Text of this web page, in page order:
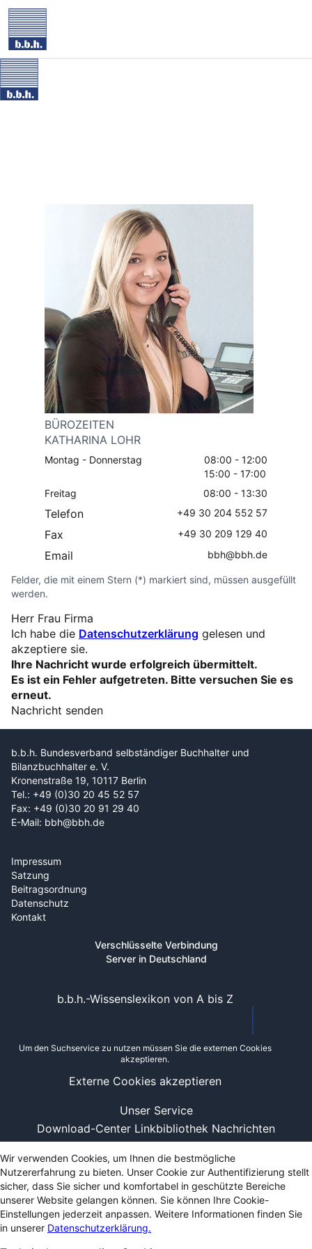
BÜROZEITEN
KATHARINA LOHR
Montag - Donnerstag
08:00 - 12:00
15:00 - 17:00
Freitag
08:00 - 13:30
Telefon +49 30 204 552 57
Fax +49 30 209 129 40
Email bbh@bbh.de
Felder, die mit einem Stern (*) markiert sind, müssen ausgefüllt
werden.
Herr Frau Firma
Ich habe die Datenschutzerklärung gelesen und
akzeptiere sie.
Ihre Nachricht wurde erfolgreich übermittelt.
Es ist ein Fehler aufgetreten. Bitte versuchen Sie es
erneut.
Nachricht senden
b.b.h. Bundesverband selbständiger Buchhalter und
Bilanzbuchhalter e. V.
Kronenstraße 19, 10117 Berlin
Tel.: +49 (0)30 20 45 52 57
Fax: +49 (0)30 20 91 29 40
E-Mail: bbh@bbh.de
Impressum
Satzung
Beitragsordnung
Datenschutz
Kontakt
Verschlüsselte Verbindung
Server in Deutschland
Unser Service
Download-Center Linkbibliothek Nachrichten
b.b.h.-Wissenslexikon von A bis Z
Um den Suchservice zu nutzen müssen Sie die externen Cookies
akzeptieren.
Externe Cookies akzeptieren
Wir verwenden Cookies, um Ihnen die bestmögliche
Nutzererfahrung zu bieten. Unser Cookie zur Authentifizierung stellt
sicher, dass Sie sicher und komfortabel in geschützte Bereiche
unserer Website gelangen können. Sie können Ihre Cookie-
Einstellungen jederzeit anpassen. Weitere Informationen finden Sie
in unserer Datenschutzerklärung.